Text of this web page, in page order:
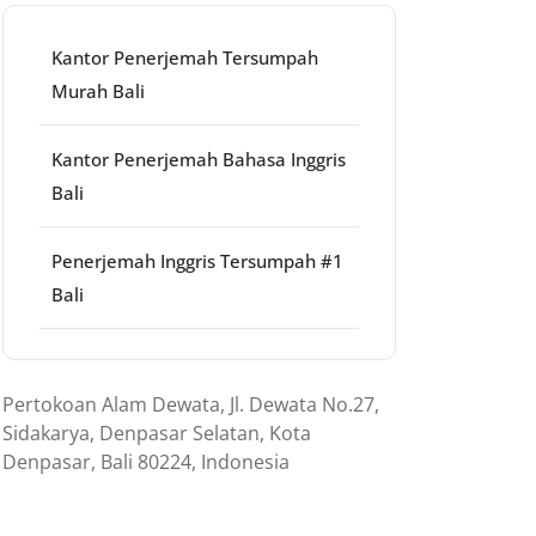
Kantor Penerjemah Tersumpah
Murah Bali
Kantor Penerjemah Bahasa Inggris
Bali
Penerjemah Inggris Tersumpah #1
Bali
Pertokoan Alam Dewata, Jl. Dewata No.27,
Sidakarya, Denpasar Selatan, Kota
Denpasar, Bali 80224, Indonesia